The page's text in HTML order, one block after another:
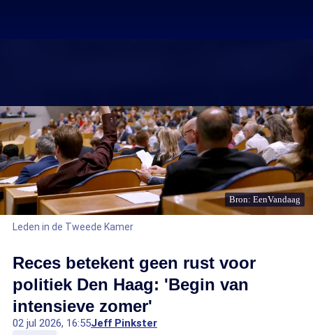
Bron: EenVandaag
Leden in de Tweede Kamer
Reces betekent geen rust voor
politiek Den Haag: 'Begin van
intensieve zomer'
02 jul 2026, 16:55Jeff Pinkster